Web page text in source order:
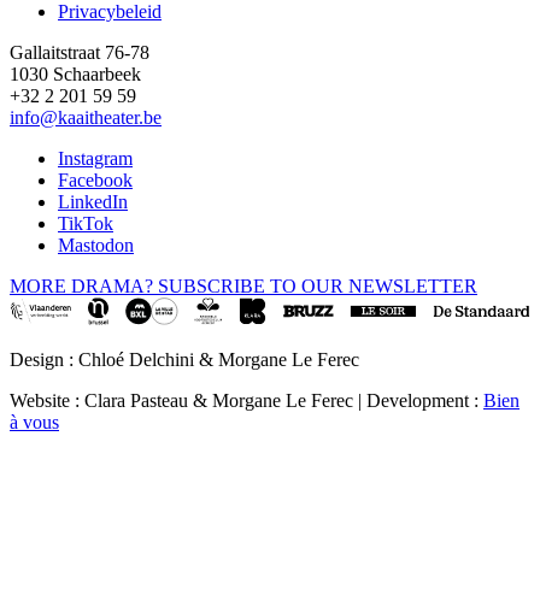
Privacybeleid
Gallaitstraat 76-78
1030 Schaarbeek
+32 2 201 59 59
info@kaaitheater.be
Instagram
Facebook
LinkedIn
TikTok
Mastodon
MORE DRAMA? SUBSCRIBE TO OUR NEWSLETTER
Design : Chloé Delchini & Morgane Le Ferec
Website : Clara Pasteau & Morgane Le Ferec | Development : Bien
à vous